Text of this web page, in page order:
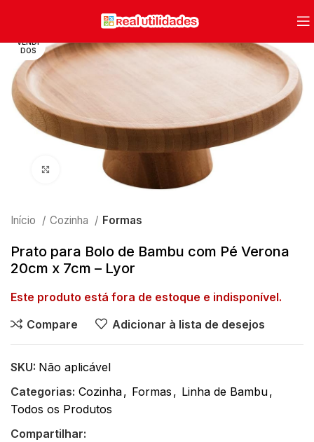
VENDI
DOS
Clique para ampliar
Início Cozinha Formas
Prato para Bolo de Bambu com Pé Verona
20cm x 7cm – Lyor
Este produto está fora de estoque e indisponível.
Compare
Adicionar à lista de desejos
SKU: Não aplicável
Categorias: Cozinha, Formas , Linha de Bambu,
Todos os Produtos
Compartilhar: